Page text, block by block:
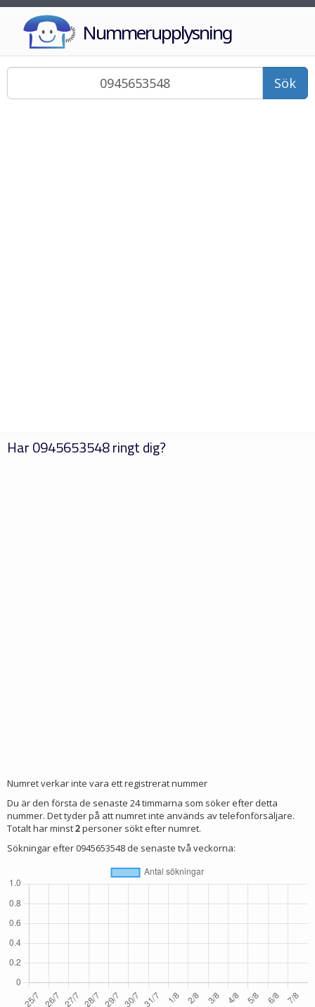
Nummerupplysning
Sök
Har0945653548ringt dig?
Numret verkar inte vara ett registrerat nummer
Du är den första de senaste 24 timmarna som söker efter detta
nummer. Det tyder på att numret inte används av telefonförsäljare.
Totalt har minst2personer sökt efter numret.
Sökningar efter 0945653548 de senaste två veckorna: